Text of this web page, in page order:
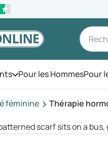
Ouvrez le menu
Pour les HommesPour
féminine Thérapie